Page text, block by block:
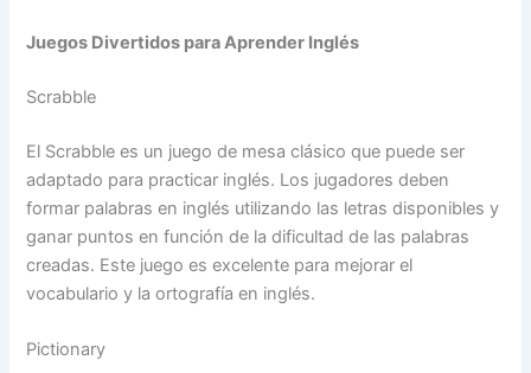
Juegos Divertidos para Aprender Inglés
Scrabble
El Scrabble es un juego de mesa clásico que puede ser
adaptado para practicar inglés. Los jugadores deben
formar palabras en inglés utilizando las letras disponibles y
ganar puntos en función de la dificultad de las palabras
creadas. Este juego es excelente para mejorar el
vocabulario y la ortografía en inglés.
Pictionary